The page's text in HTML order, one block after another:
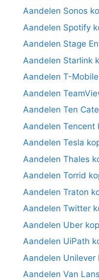
Aandelen Sonos
Aandelen Spotify
Aandelen Stage
Aandelen Starlink
Aandelen T-
Aandelen
Aandelen Ten
Aandelen Tencent
Aandelen Tesla
Aandelen Thales
Aandelen Torrid
Aandelen Traton
Aandelen Twitter
Aandelen Uber
Aandelen UiPath
Aandelen Unilever
Aandelen Van